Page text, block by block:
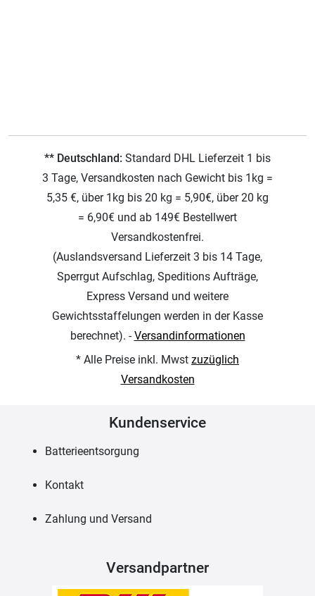
** Deutschland: Standard DHL Lieferzeit 1 bis
3 Tage, Versandkosten nach Gewicht bis 1kg =
5,35 €, über 1kg bis 20 kg = 5,90€, über 20 kg
= 6,90€ und ab 149€ Bestellwert
Versandkostenfrei.
(Auslandsversand Lieferzeit 3 bis 14 Tage,
Sperrgut Aufschlag, Speditions Aufträge,
Express Versand und weitere
Gewichtsstaffelungen werden in der Kasse
berechnet). -Versandinformationen
* Alle Preise inkl. Mwst zuzüglich
Versandkosten
Kundenservice
Batterieentsorgung
Kontakt
Zahlung und Versand
Versandpartner